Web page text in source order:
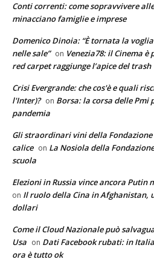
Conti correnti: come sopravvivere
minacciano famiglie e imprese
Domenico Dinoia: “È tornata la
nelle sale” on Venezia78: il Cinema
red carpet raggiunge l’apice del trash
Crisi Evergrande: che cos'è e quali
l'Inter)? on Borsa: la corsa delle Pmi
pandemia
Gli straordinari vini della
calice on La Nosiola della
scuola
Elezioni in Russia vince ancora
on Il ruolo della Cina in Afghanistan,
dollari
Come il Cloud Nazionale può
Usa on Dati Facebook rubati: in
ora è tutto ok